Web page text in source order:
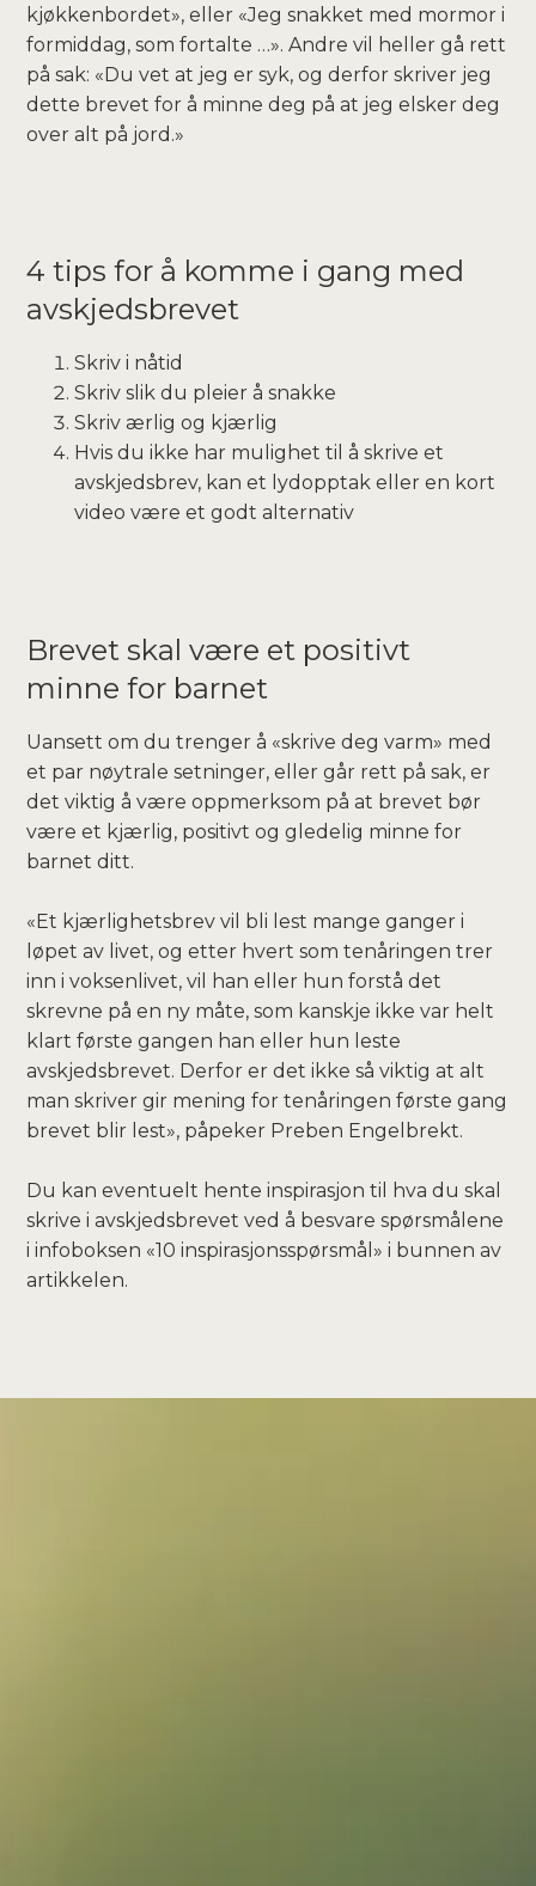
kjøkkenbordet», eller «Jeg snakket med mormor i
formiddag, som fortalte …». Andre vil heller gå rett
på sak: «Du vet at jeg er syk, og derfor skriver jeg
dette brevet for å minne deg på at jeg elsker deg
over alt på jord.»
4 tips for å komme i gang med
avskjedsbrevet
Skriv i nåtid
Skriv slik du pleier å snakke
Skriv ærlig og kjærlig
Hvis du ikke har mulighet til å skrive et
avskjedsbrev, kan et lydopptak eller en kort
video være et godt alternativ
Brevet skal være et positivt
minne for barnet
Uansett om du trenger å «skrive deg varm» med
et par nøytrale setninger, eller går rett på sak, er
det viktig å være oppmerksom på at brevet bør
være et kjærlig, positivt og gledelig minne for
barnet ditt.
«Et kjærlighetsbrev vil bli lest mange ganger i
løpet av livet, og etter hvert som tenåringen trer
inn i voksenlivet, vil han eller hun forstå det
skrevne på en ny måte, som kanskje ikke var helt
klart første gangen han eller hun leste
avskjedsbrevet. Derfor er det ikke så viktig at alt
man skriver gir mening for tenåringen første gang
brevet blir lest», påpeker Preben Engelbrekt.
Du kan eventuelt hente inspirasjon til hva du skal
skrive i avskjedsbrevet ved å besvare spørsmålene
i infoboksen «10 inspirasjonsspørsmål» i bunnen av
artikkelen.